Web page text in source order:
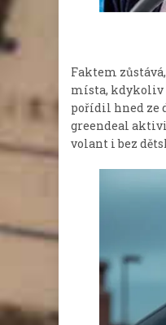
Faktem
místa, kdykoliv
pořídil hned ze
greendeal
volant i bez